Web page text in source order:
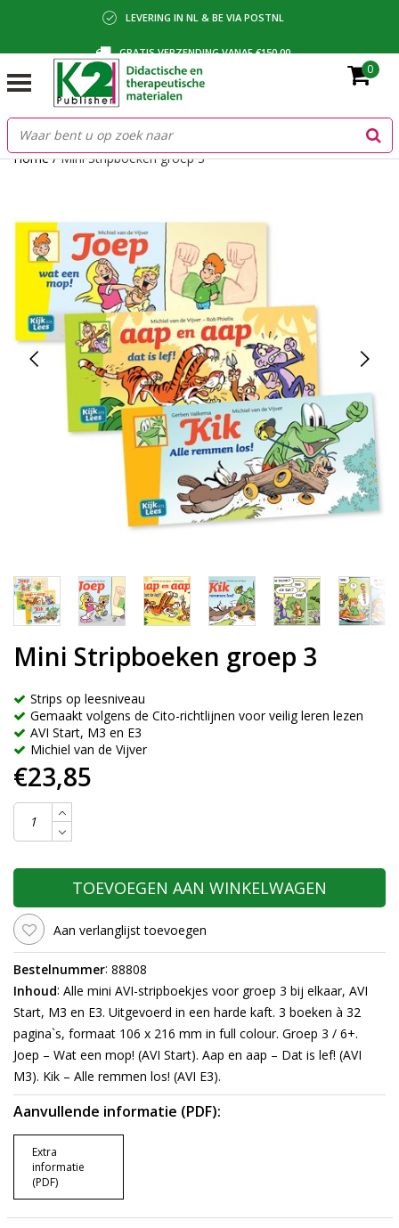
LEVERING IN NL & BE VIA POSTNL
GRATIS VERZENDING VANAF €150,00
BETALING VIA IDEAL, BANCONTACT OF FACTUUR
0
Home/Mini Stripboeken groep 3
Mini Stripboeken groep 3
Strips op leesniveau
Gemaakt volgens de Cito-richtlijnen voor veilig leren lezen
AVI Start, M3 en E3
Michiel van de Vijver
€23,85
TOEVOEGEN AAN WINKELWAGEN
Aan verlanglijst toevoegen
Bestelnummer: 88808
Inhoud: Alle mini AVI-stripboekjes voor groep 3 bij elkaar, AVI
Start, M3 en E3. Uitgevoerd in een harde kaft. 3 boeken à 32
pagina`s, formaat 106 x 216 mm in full colour. Groep 3 / 6+.
Joep – Wat een mop! (AVI Start). Aap en aap – Dat is lef! (AVI
M3). Kik – Alle remmen los! (AVI E3).
Aanvullende informatie (PDF):
Extra
informatie
(PDF)